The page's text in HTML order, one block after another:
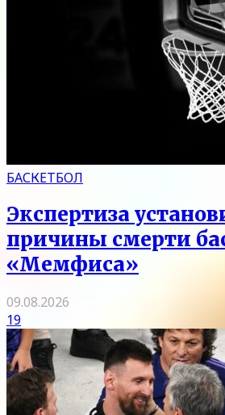
БАСКЕТБОЛ
Экспертиза
причины смерти
«Мемфиса»
09.08.2026
19